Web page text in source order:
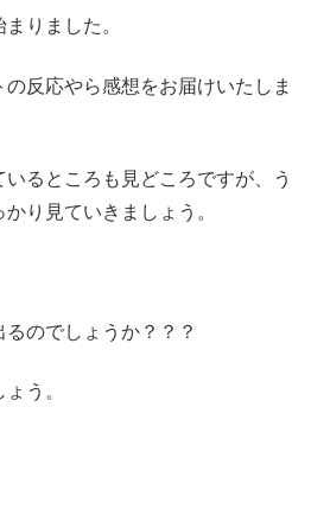
りました。
反応やら感想をお届けいたしま
るところも見どころですが、う
り見ていきましょう。
のでしょうか？？？
う。